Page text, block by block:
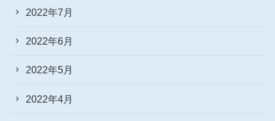
2022年7月
2022年6月
2022年5月
2022年4月